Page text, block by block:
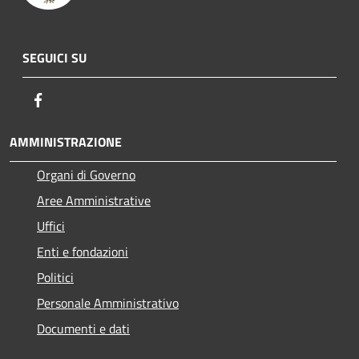
SEGUICI SU
AMMINISTRAZIONE
Organi di Governo
Aree Amministrative
Uffici
Enti e fondazioni
Politici
Personale Amministrativo
Documenti e dati